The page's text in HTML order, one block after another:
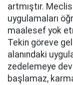
artmıştır.
uygulamaları
maalesef yok
Tekin göreve
alanındaki
zedelemeye
başlamaz,